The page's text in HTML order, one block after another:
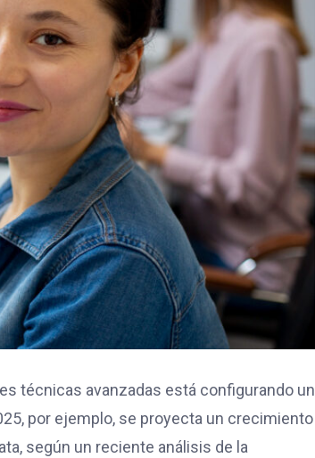
técnicas avanzadas está configurando un
por ejemplo, se proyecta un crecimiento
según un reciente análisis de la